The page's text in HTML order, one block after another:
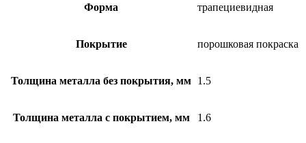
Форма трапециевидная
Покрытие порошковая покраска
Толщина металла без покрытия, мм 1.5
Толщина металла с покрытием, мм 1.6